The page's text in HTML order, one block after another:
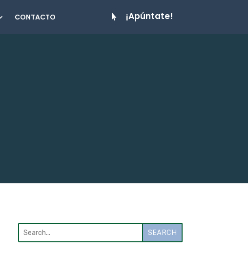
CONTACTO  ¡Apúntate!
SEARCH